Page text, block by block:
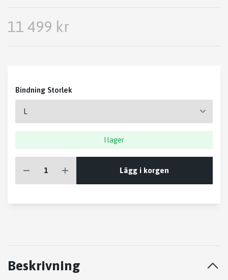
11 499 kr
Bindning Storlek
I lager
Lägg i korgen
Beskrivning